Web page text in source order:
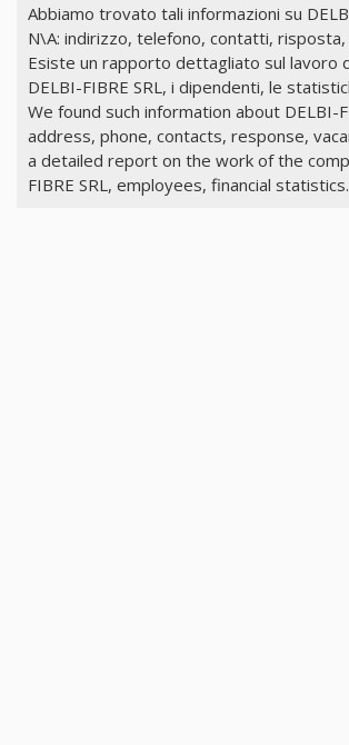
Abbiamo trovato tali informazioni su
N\A: indirizzo, telefono, contatti,
Esiste un rapporto dettagliato sul lavoro
DELBI-FIBRE SRL, i dipendenti, le
We found such information about DELBI-
address, phone, contacts, response,
a detailed report on the work of the
FIBRE SRL, employees, financial statistics.